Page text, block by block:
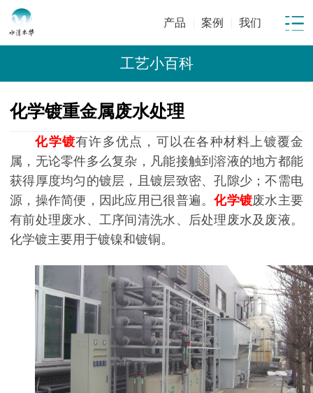
产品 案例 我们
工艺小百科
化学镀重金属废水处理
化学镀有许多优点，可以在各种材料上镀覆金
属，无论零件多么复杂，凡能接触到溶液的地方都能
获得厚度均匀的镀层，且镀层致密、孔隙少；不需电
源，操作简便，因此应用已很普遍。化学镀废水主要
有前处理废水、工序间清洗水、后处理废水及废液。
化学镀主要用于镀镍和镀铜。